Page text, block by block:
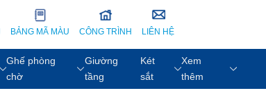
BẢNG MÃ MÀU CÔNG TRÌNH LIÊN HỆ
Ghế phòng
chờ
Giường
tầng
Két
sắt
Xem
thêm